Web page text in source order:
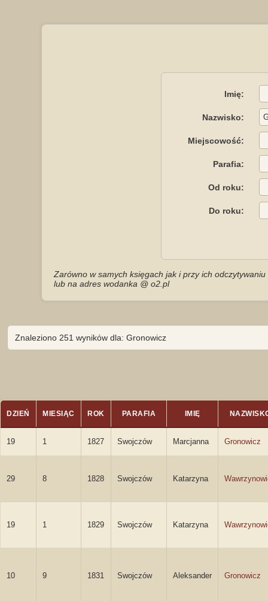
Imię:
Nazwisko:
Miejscowość:
Parafia:
Od roku:
Do roku:
Zarówno w samych księgach jak i przy ich
lub na adres wodanka @ o2.pl
Znaleziono 251 wyników dla: Gronowicz
DZIEŃ MIESIĄC ROK PARAFIA IMIĘ
19 1 1827 Swojczów Marcjanna Gronowicz
29 8 1828 Swojczów Katarzyna
19 1 1829 Swojczów Katarzyna
10 9 1831 Swojczów Aleksander Gronowicz